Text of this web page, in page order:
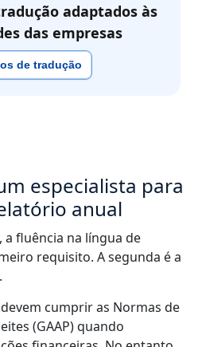
adaptados às
das empresas
de tradução
especialista para
anual
fluência na língua de
requisito. A segunda é a
cumprir as Normas de
(GAAP) quando